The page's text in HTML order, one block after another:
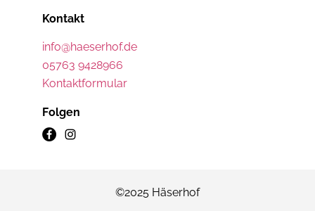
Kontakt
info@haeserhof.de
05763 9428966
Kontaktformular
Folgen
©2025 Häserhof